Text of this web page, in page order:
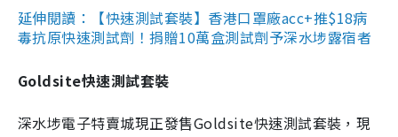
延伸閱讀：【快速測試套裝】香港口罩廠acc+推$18病
毒抗原快速測試劑！捐贈10萬盒測試劑予深水埗露宿者
Goldsite快速測試套裝
深水埗電子特賣城現正發售Goldsite快速測試套裝，現